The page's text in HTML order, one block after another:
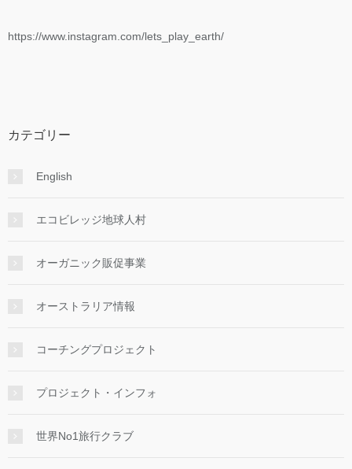
https://www.instagram.com/lets_play_earth/
カテゴリー
English
エコビレッジ地球人村
オーガニック販促事業
オーストラリア情報
コーチングプロジェクト
プロジェクト・インフォ
世界No1旅行クラブ